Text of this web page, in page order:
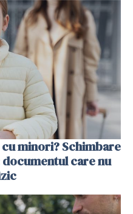
minori? Schimbare
care nu